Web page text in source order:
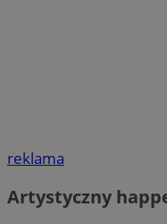
reklama
Artystyczny